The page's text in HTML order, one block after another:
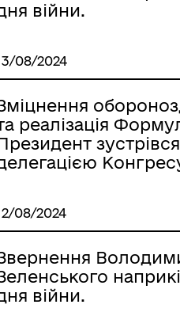
війни.
08/2024
реалізація
08/2024
війни.